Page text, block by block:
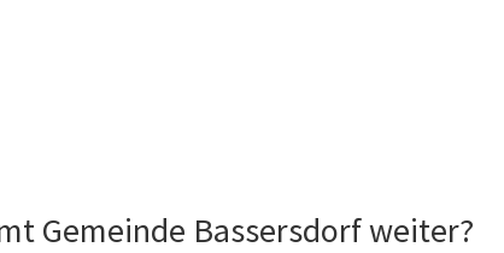
Gemeinde Bassersdorf weiter?